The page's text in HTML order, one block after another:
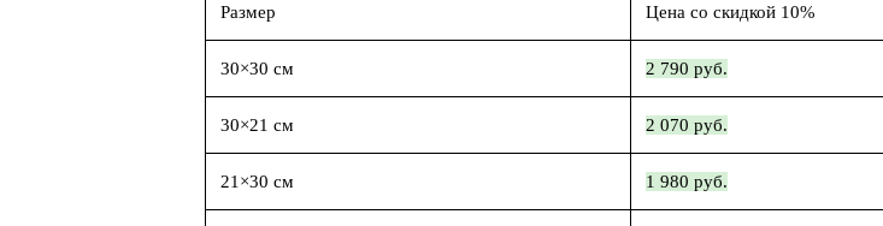
Размер Цена со скидкой 10%
30×30 см 2 790 руб.
30×21 см 2 070 руб.
21×30 см 1 980 руб.